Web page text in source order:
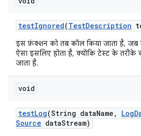
testIgnored(TestDescription
इस फ़ंक्शन को तब कॉल किया जाता है, जब
ऐसा इसलिए होता है, क्योंकि टेस्ट के
जाता है.
void
testLog(String dataName , Log
Source dataStream)